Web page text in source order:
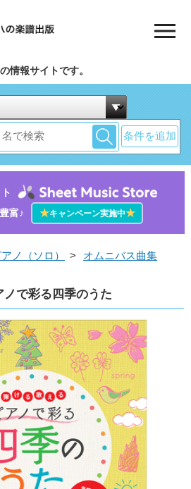
情報サイトです。
条件を追加
富♪
★キャンペーン実施中★
ノ（ソロ） > オムニバス曲集
で彩る四季のうた